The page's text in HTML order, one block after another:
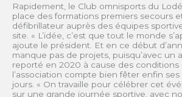
Rapidement, le Club omnisports du
place des formations premiers secours
défibrillateur auprès des équipes
site. « L’idée, c’est que tout le monde
ajoute le président. Et en ce début
manque pas de projets, puisqu’avec un
reporté en 2020 à cause des conditions
l’association compte bien fêter enfin
jours. « On travaille pour célébrer cet
sur une grande journée sportive, avec